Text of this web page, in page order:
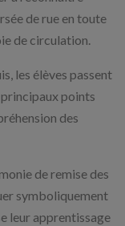
de rue en toute
de circulation.
les élèves passent
points
des
de remise des
symboliquement
leur apprentissage